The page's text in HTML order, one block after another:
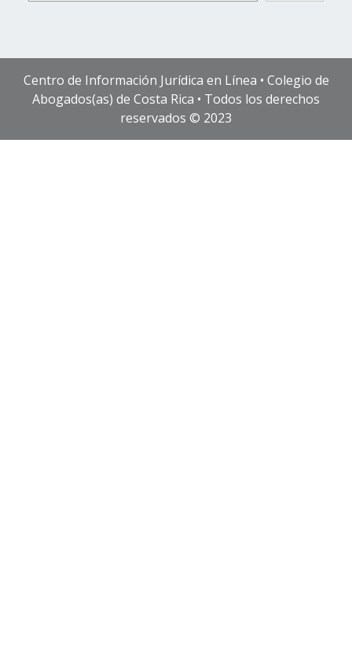
Centro de Información Jurídica en Línea • Colegio de
Abogados(as) de Costa Rica • Todos los derechos
reservados © 2023